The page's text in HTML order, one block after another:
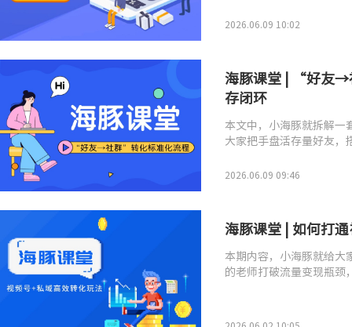
2026.06.09 10:02
海豚课堂 | “好友→
存闭环
本文中，小海豚就拆解一
大家把手盘活存量好友，
2026.06.09 09:46
海豚课堂 | 如何打
本期内容，小海豚就给大
的老师打破流量变现瓶颈